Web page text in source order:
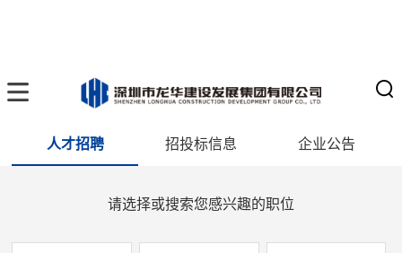
人才招聘 招投标信息 企业公告
请选择或搜索您感兴趣的职位